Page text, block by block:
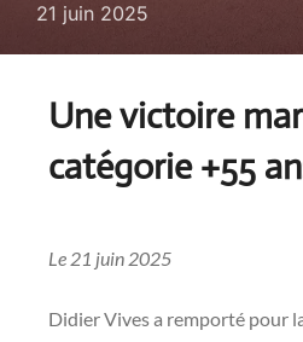
21 juin 2025
Une victoire
catégorie +55
Le 21 juin 2025
Didier Vives a remporté pour